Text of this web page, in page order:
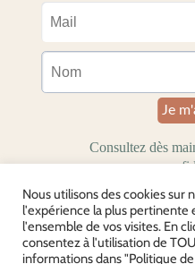
Nous utilisons des cookies
l'expérience la plus pertinente
l'ensemble de vos visites. En
consentez à l'utilisation de
informations dans "Politique